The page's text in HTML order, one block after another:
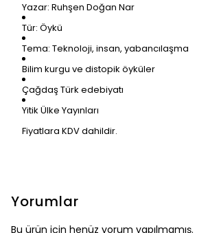
Yazar: Ruhşen Doğan Nar
Tür: Öykü
Tema: Teknoloji, insan, yabancılaşma
Bilim kurgu ve distopik öyküler
Çağdaş Türk edebiyatı
Yitik Ülke Yayınları
Fiyatlara KDV dahildir.
Yorumlar
Bu ürün için henüz yorum yapılmamış.